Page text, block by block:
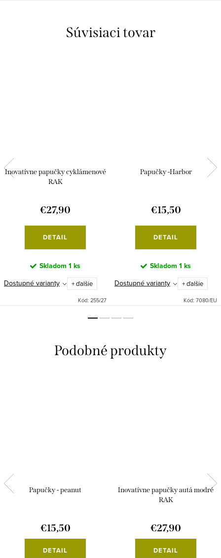
Súvisiaci tovar
Inovatívne papučky cyklámenové
RAK
€27,90
DETAIL
Skladom 1 ks
Dostupné varianty + ďalšie
Kód: 255/27
Papučky -Harbor
€15,50
DETAIL
Skladom 1 ks
Dostupné varianty + ďalšie
Kód: 7080/EU
Papučky - peanut
€15,50
DETAIL
Inovatívne papučky autá modré
RAK
€27,90
DETAIL